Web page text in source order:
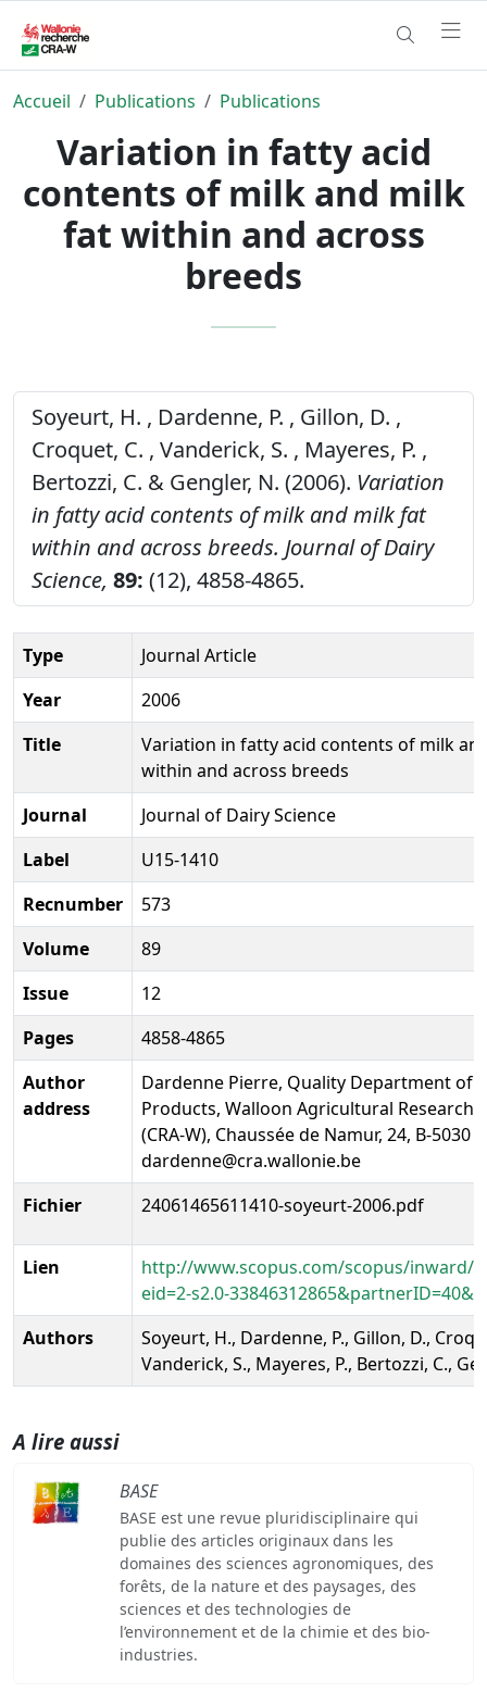
Accueil Publications Publications
Variation in fatty acid
contents of milk and milk
fat within and across
breeds
Soyeurt, H. , Dardenne, P. , Gillon, D. ,
Croquet, C. , Vanderick, S. , Mayeres, P. ,
Bertozzi, C. & Gengler, N. (2006). Variation
in fatty acid contents of milk and milk fat
within and across breeds. Journal of Dairy
Science, 89: (12), 4858-4865.
Type
Journal Article
Year
2006
Title
Variation in fatty acid contents of milk
within and across breeds
Journal
Journal of Dairy Science
Label
U15-1410
Recnumber
573
Volume
89
Issue
12
Pages
4858-4865
Author
address
Dardenne Pierre, Quality Department of
Products, Walloon Agricultural Research
(CRA-W), Chaussée de Namur, 24, B-5030
dardenne@cra.wallonie.be
Fichier
24061465611410-soyeurt-2006.pdf
Lien
http://www.scopus.com/scopus/inward/
eid=2-s2.0-
Authors
Soyeurt, H., Dardenne, P., Gillon, D.,
Vanderick, S., Mayeres, P., Bertozzi, C.,
A lire aussi
BASE
BASE est une revue pluridisciplinaire qui
publie des articles originaux dans les
domaines des sciences agronomiques, des
forêts, de la nature et des paysages, des
sciences et des technologies de
l’environnement et de la chimie et des bio-
industries.